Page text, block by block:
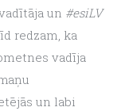
un #esiLV
redzam, ka
vadīja
un labi